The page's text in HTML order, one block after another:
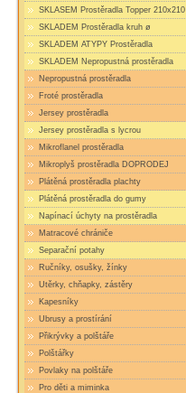
SKLASEM Prostěradla Topper 210x210
SKLADEM Prostěradla kruh ø
SKLADEM ATYPY Prostěradla
SKLADEM Nepropustná prostěradla
Nepropustná prostěradla
Froté prostěradla
Jersey prostěradla
Jersey prostěradla s lycrou
Mikroflanel prostěradla
Mikroplyš prostěradla DOPRODEJ
Plátěná prostěradla plachty
Plátěná prostěradla do gumy
Napínací úchyty na prostěradla
Matracové chrániče
Separační potahy
Ručníky, osušky, žínky
Utěrky, chňapky, zástěry
Kapesníky
Ubrusy a prostírání
Přikrývky a polštáře
Polštářky
Povlaky na polštáře
Pro děti a miminka